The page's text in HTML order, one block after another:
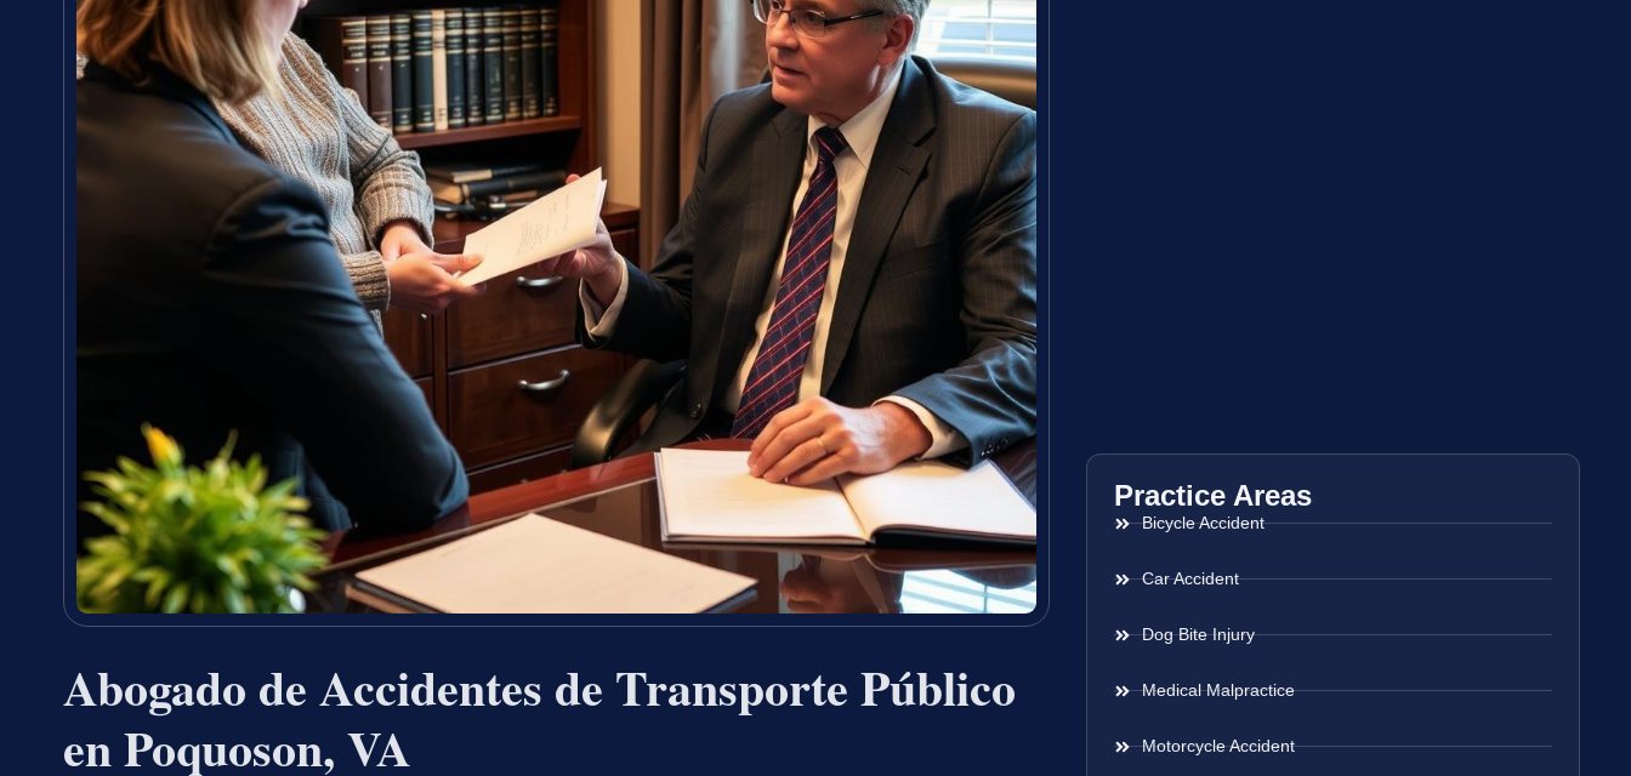
Abogado de Accidentes de Transporte Público
en Poquoson, VA
Practice Areas
Bicycle Accident
Car Accident
Dog Bite Injury
Medical Malpractice
Motorcycle Accident